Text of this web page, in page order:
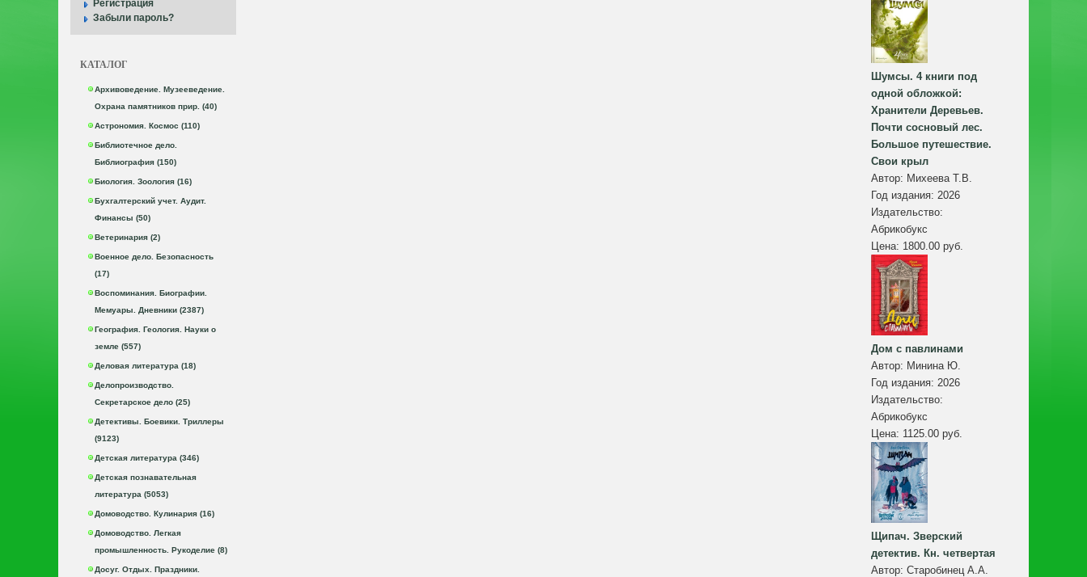
Регистрация
Забыли пароль?
КАТАЛОГ
Архивоведение. Музееведение.
Охрана памятников прир. (40)
Астрономия. Космос (110)
Библиотечное дело.
Библиография (150)
Биология. Зоология (16)
Бухгалтерский учет. Аудит.
Финансы (50)
Ветеринария (2)
Военное дело. Безопасность
(17)
Воспоминания. Биографии.
Мемуары. Дневники (2387)
География. Геология. Науки о
земле (557)
Деловая литература (18)
Делопроизводство.
Секретарское дело (25)
Детективы. Боевики. Триллеры
(9123)
Детская литература (346)
Детская познавательная
литература (5053)
Домоводство. Кулинария (16)
Домоводство. Легкая
промышленность. Рукоделие (8)
Досуг. Отдых. Праздники.
Шумсы. 4 книги под
одной обложкой:
Хранители Деревьев.
Почти сосновый лес.
Большое путешествие.
Свои крыл
Автор: Михеева Т.В.
Год издания: 2026
Издательство:
Абрикобукс
Цена: 1800.00 руб.
Дом с павлинами
Автор: Минина Ю.
Год издания: 2026
Издательство:
Абрикобукс
Цена: 1125.00 руб.
Щипач. Зверский
детектив. Кн. четвертая
Автор: Старобинец А.А.